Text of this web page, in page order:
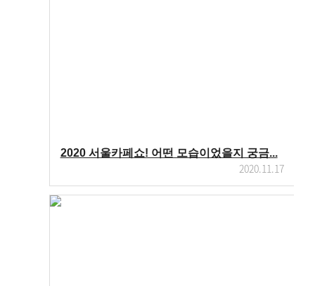
2020 서울카페쇼! 어떤 모습이었을지 궁금...
2020.11.17